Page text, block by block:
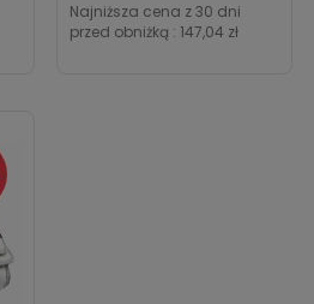
Najniższa cena z 30 dni
przed obniżką : 147,04 zł